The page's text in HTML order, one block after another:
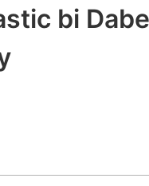
bi